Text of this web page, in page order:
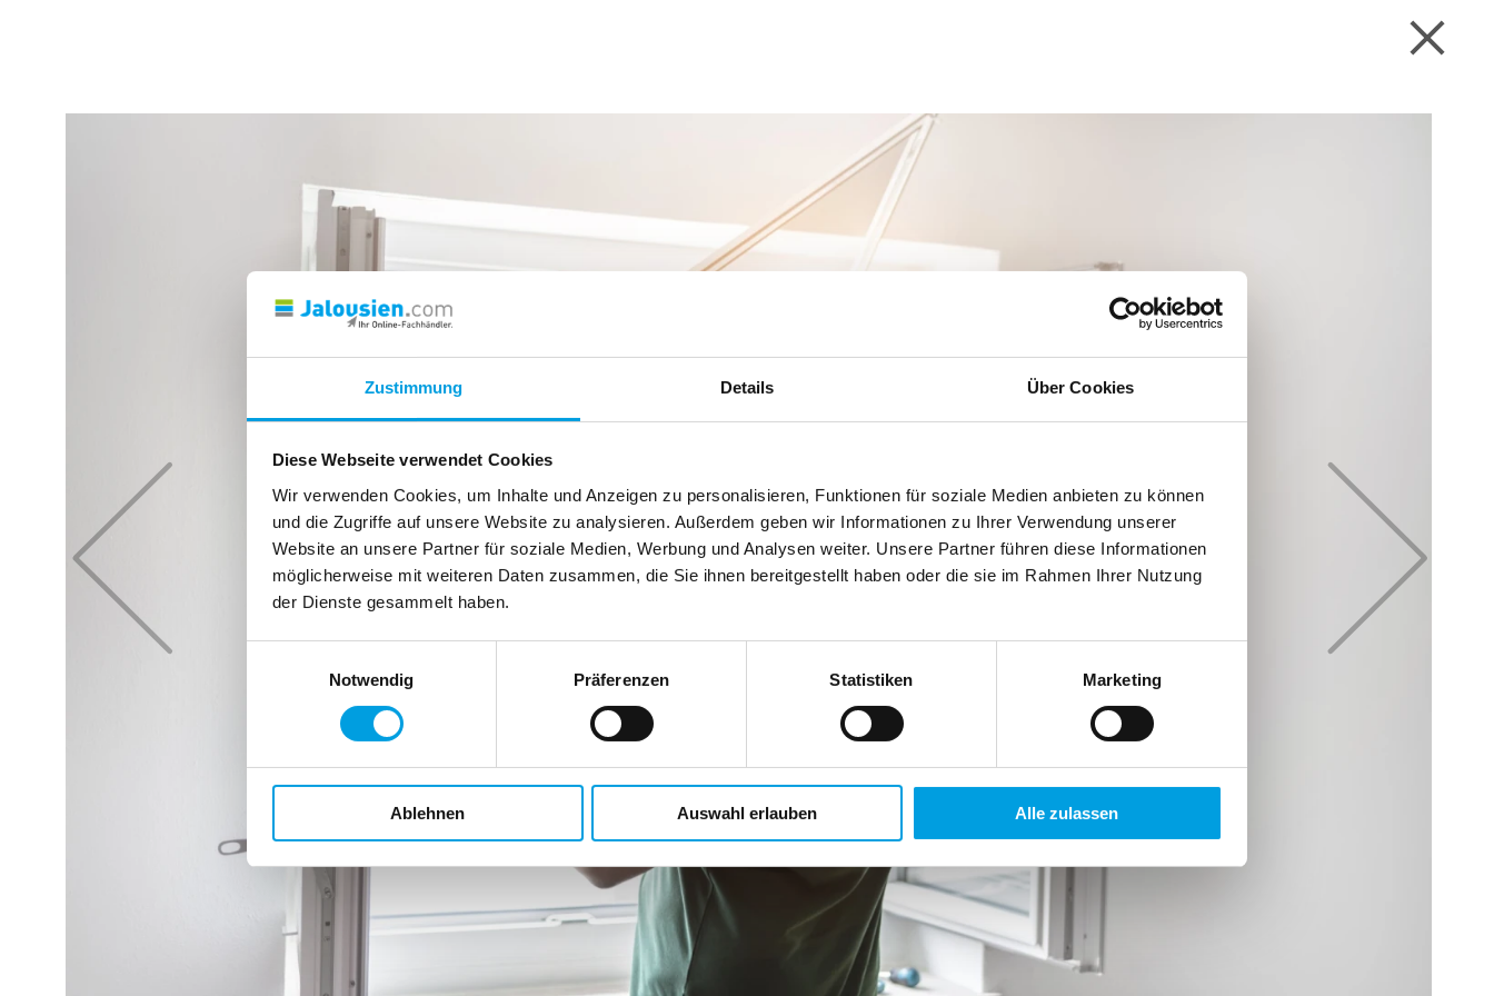
Zustimmung Details Über Cookies
Diese Webseite verwendet Cookies
Wir verwenden Cookies, um Inhalte und Anzeigen zu personalisieren, Funktionen für soziale Medien anbieten zu können
und die Zugriffe auf unsere Website zu analysieren. Außerdem geben wir Informationen zu Ihrer Verwendung unserer
Website an unsere Partner für soziale Medien, Werbung und Analysen weiter. Unsere Partner führen diese Informationen
möglicherweise mit weiteren Daten zusammen, die Sie ihnen bereitgestellt haben oder die sie im Rahmen Ihrer Nutzung
der Dienste gesammelt haben.
Notwendig
Präferenzen Statistiken Marketing
Ablehnen Auswahl erlauben Alle zulassen